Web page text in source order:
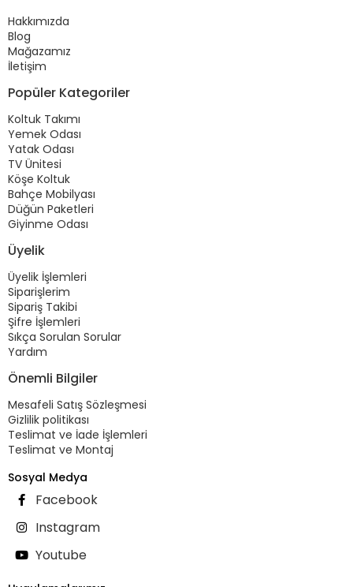
Hakkımızda
Blog
Mağazamız
İletişim
Popüler Kategoriler
Koltuk Takımı
Yemek Odası
Yatak Odası
TV Ünitesi
Köşe Koltuk
Bahçe Mobilyası
Düğün Paketleri
Giyinme Odası
Üyelik
Üyelik İşlemleri
Siparişlerim
Sipariş Takibi
Şifre İşlemleri
Sıkça Sorulan Sorular
Yardım
Önemli Bilgiler
Mesafeli Satış Sözleşmesi
Gizlilik politikası
Teslimat ve İade İşlemleri
Teslimat ve Montaj
Sosyal Medya
Facebook
Instagram
Youtube